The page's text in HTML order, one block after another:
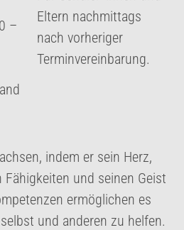
–
Eltern nachmittags
nach vorheriger
Terminvereinbarung.
indem er sein Herz,
und seinen Geist
ermöglichen es
und anderen zu helfen.